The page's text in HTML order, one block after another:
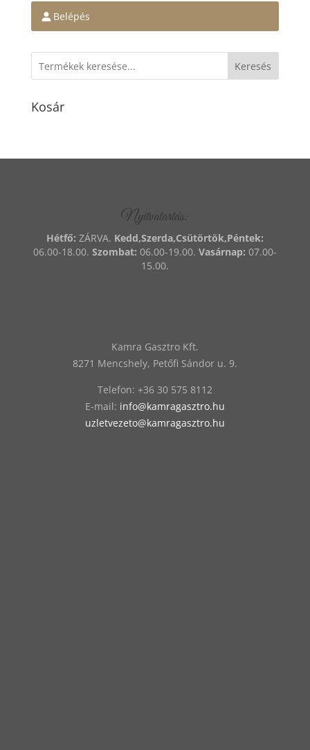
Belépés
Keresés
Kosár
Nyitvatartás:
Hétfő: ZÁRVA. Kedd,Szerda,Csütörtök,Péntek:
06.00-18.00. Szombat: 06.00-19.00. Vasárnap: 07.00-
15.00.
Kamra Gasztro Kft.
8271 Mencshely, Petőfi Sándor u. 9.
Telefon: ‭+36 30 575 8112
E-mail: info@kamragasztro.hu
uzletvezeto@kamragasztro.hu